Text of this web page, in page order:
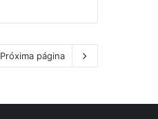
Próxima página